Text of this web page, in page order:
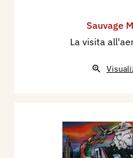
Sauvage
La visita